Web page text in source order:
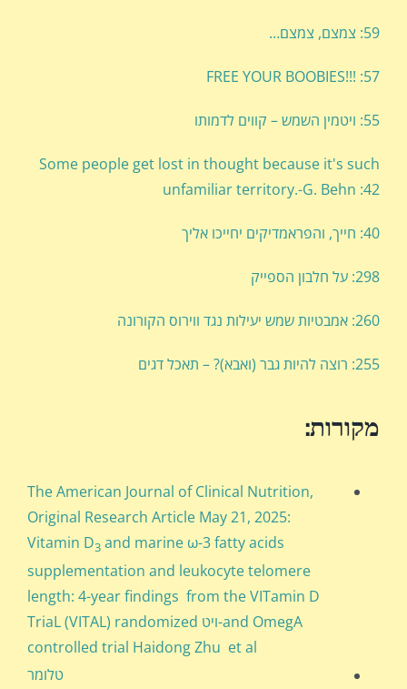
59: צמצם, צמצם…
57: !!!FREE YOUR BOOBIES
55: ויטמין השמש – קווים לדמותו
Some people get lost in thought because it's such
unfamiliar territory.-G. Behn :42
40: חייך, והפראמדיקים יחייכו אליך
298: על חלבון הספייק
260: אמבטיות שמש יעילות נגד ווירוס הקורונה
255: רוצה להיות גבר (ואבא)? – תאכל דגים
מקורות:
The American Journal of Clinical Nutrition,
Original Research Article May 21, 2025:
Vitamin D3 and marine ω-3 fatty acids
supplementation and leukocyte telomere
length: 4-year findings from the VITamin D
and OmegA-ויט TriaL (VITAL) randomized
controlled trial Haidong Zhu et al
טלומר